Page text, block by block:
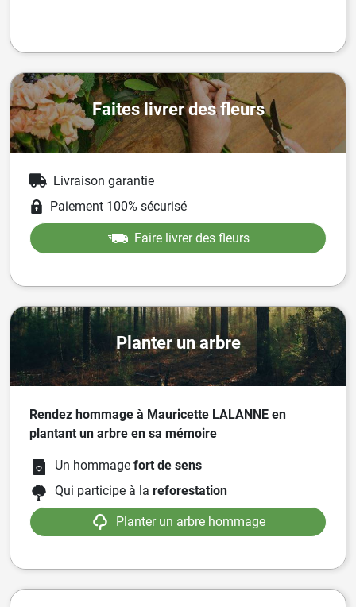
Faites livrer des fleurs
Livraison garantie
Paiement 100% sécurisé
Faire livrer des fleurs
Planter un arbre
Rendez hommage à Mauricette LALANNE en
plantant un arbre en sa mémoire
Un hommage fort de sens
Qui participe à la reforestation
Planter un arbre hommage